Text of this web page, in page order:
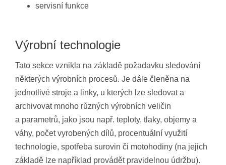
servisní funkce
Výrobní technologie
Tato sekce vznikla na základě požadavku sledování
některých výrobních procesů. Je dále členěna na
jednotlivé stroje a linky, u kterých lze sledovat a
archivovat mnoho různých výrobních veličin
a parametrů, jako jsou např. teploty, tlaky, objemy a
váhy, počet vyrobených dílů, procentuální využití
technologie, spotřeba surovin či motohodiny (na jejich
základě lze například provádět pravidelnou údržbu).